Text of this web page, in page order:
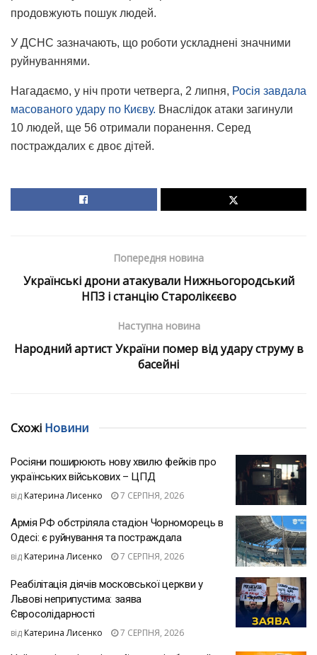
продовжують пошук людей.
У ДСНС зазначають, що роботи ускладнені значними
руйнуваннями.
Нагадаємо, у ніч проти четверга, 2 липня, Росія завдала
масованого удару по Києву. Внаслідок атаки загинули
10 людей, ще 56 отримали поранення. Серед
постраждалих є двоє дітей.
Попередня новина
Українські дрони атакували Нижньогородський
НПЗ і станцію Старолікєєво
Наступна новина
Народний артист України помер від удару струму в
басейні
Схожі Новини
Росіяни поширюють нову хвилю фейків про
українських військових – ЦПД
від Катерина Лисенко 7 СЕРПНЯ, 2026
Армія РФ обстріляла стадіон Чорноморець в
Одесі: є руйнування та постраждала
від Катерина Лисенко 7 СЕРПНЯ, 2026
Реабілітація діячів московської церкви у
Львові неприпустима: заява
Євросолідарності
від Катерина Лисенко 7 СЕРПНЯ, 2026